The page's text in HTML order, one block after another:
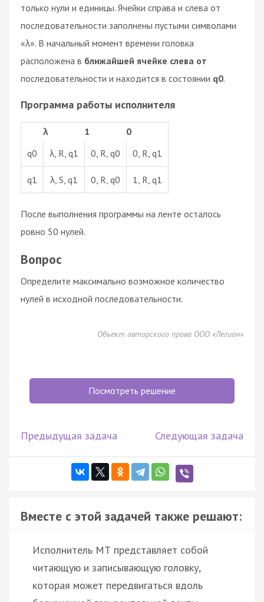
только нули и единицы. Ячейки справа и слева от
последовательности заполнены пустыми символами
«λ». В начальный момент времени головка
расположена в ближайшей ячейке слева от
последовательности и находится в состоянии q0.
Программа работы исполнителя
λ 1
0
q0
λ, R, q1 0, R, q0 0, R, q1
q1 λ, S, q1 0, R, q0 1, R, q1
После выполнения программы на ленте осталось
ровно 50 нулей.
Вопрос
Определите максимально возможное количество
нулей в исходной последовательности.
Объект авторского права ООО «Легион»
Посмотреть решение
Предыдущая задача Следующая задача
Вместе с этой задачей также решают:
Исполнитель МТ представляет собой
читающую и записывающую головку,
которая может передвигаться вдоль